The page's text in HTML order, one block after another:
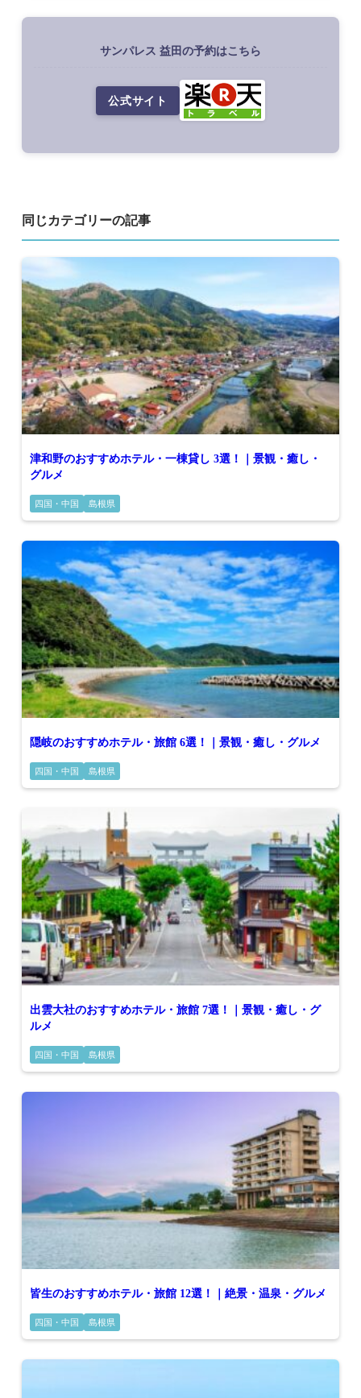
サンパレス 益田の予約はこちら
公式サイト
同じカテゴリーの記事
津和野のおすすめホテル・一棟貸し 3選！｜景観・癒し・
グルメ
四国・中国 島根県
隠岐のおすすめホテル・旅館 6選！｜景観・癒し・グルメ
四国・中国 島根県
出雲大社のおすすめホテル・旅館 7選！｜景観・癒し・グ
ルメ
四国・中国 島根県
皆生のおすすめホテル・旅館 12選！｜絶景・温泉・グルメ
四国・中国 島根県